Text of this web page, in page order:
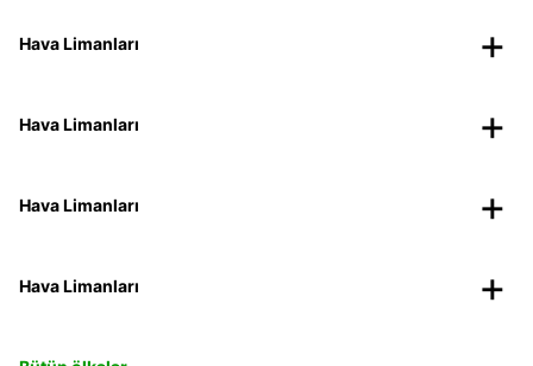
Hava Limanları
Hava Limanları
Hava Limanları
Hava Limanları